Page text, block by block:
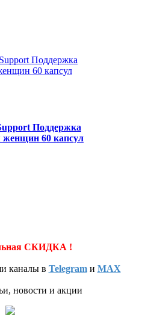
Поддержка
женщин 60 капсул
СКИДКА !
каналы в Telegramи MAX
новости и акции